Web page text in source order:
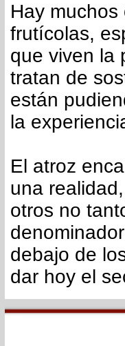
Hay
frutícolas,
que viven la
tratan de
están
la
El atroz
una
otros no
debajo de
dar hoy el